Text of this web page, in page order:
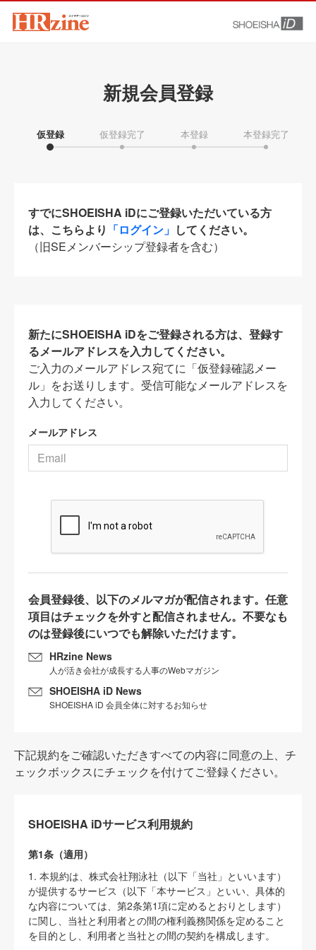
新規会員登録
仮登録 仮登録完了 本登録 本登録完了
すでにSHOEISHA iDにご登録いただいている方
は、こちらより 「ログイン」 してください。
（旧SEメンバーシップ登録者を含む）
新たにSHOEISHA iDをご登録される方は、登録す
るメールアドレスを入力してください。
ご入力のメールアドレス宛てに「仮登録確認メー
ル」をお送りします。受信可能なメールアドレスを
入力してください。
メールアドレス
会員登録後、以下のメルマガが配信されます。任意
項目はチェックを外すと配信されません。不要なも
のは登録後にいつでも解除いただけます。
HRzine News
人が活き会社が成長する人事のWebマガジン
SHOEISHA iD News
SHOEISHA iD 会員全体に対するお知らせ
下記規約をご確認いただきすべての内容に同意の上、チ
ェックボックスにチェックを付けてご登録ください。
SHOEISHA iDサービス利用規約
第1条（適用）
1. 本規約は、株式会社翔泳社（以下「当社」といいます）
が提供するサービス（以下「本サービス」といい、具体的
な内容については、第2条第1項に定めるとおりとします）
に関し、当社と利用者との間の権利義務関係を定めること
を目的とし、利用者と当社との間の契約を構成します。